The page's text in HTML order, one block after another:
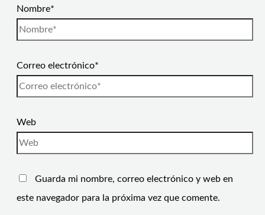
Nombre*
Correo electrónico*
Web
Guarda mi nombre, correo electrónico y web en
este navegador para la próxima vez que comente.